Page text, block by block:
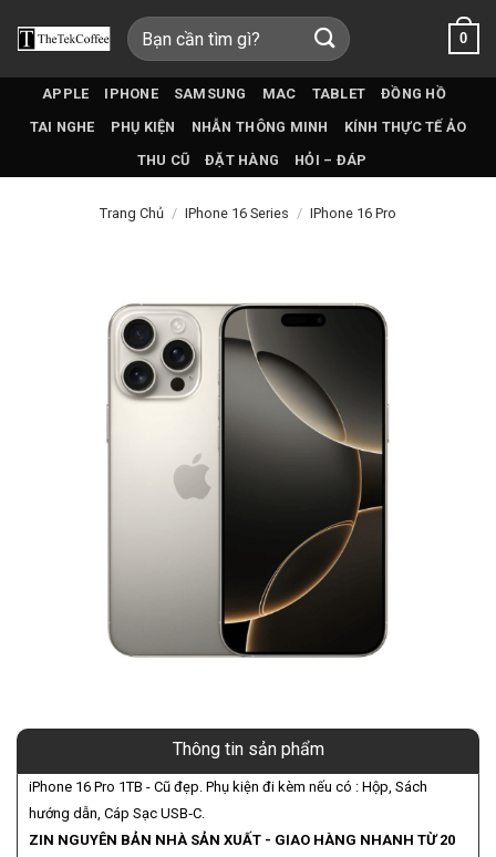
qua
Tìm
kiếm:
0
APPLE IPHONE SAMSUNG MAC TABLET
ĐỒNG HỒ
TAI NGHE
PHỤ KIỆN NHẪN THÔNG MINH
KÍNH THỰC TẾ ẢO
THU CŨ
ĐẶT HÀNG HỎI – ĐÁP
Trang Chủ / IPhone 16 Series / IPhone 16 Pro
Thông tin sản phẩm
iPhone 16 Pro 1TB - Cũ đẹp. Phụ kiện đi kèm nếu có : Hộp, Sách
hướng dẫn, Cáp Sạc USB‑C.
ZIN NGUYÊN BẢN NHÀ SẢN XUẤT - GIAO HÀNG NHANH TỪ 20